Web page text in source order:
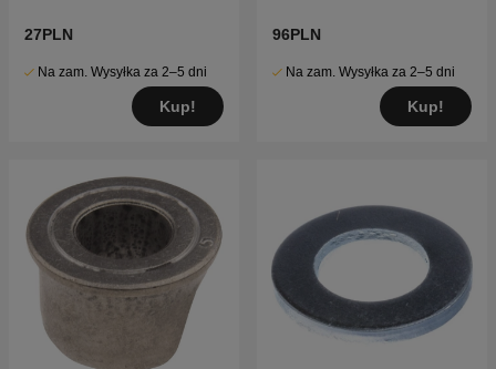
27PLN
Na zam. Wysyłka za 2–5 dni
Kup!
96PLN
Na zam. Wysyłka za 2–5 dni
Kup!